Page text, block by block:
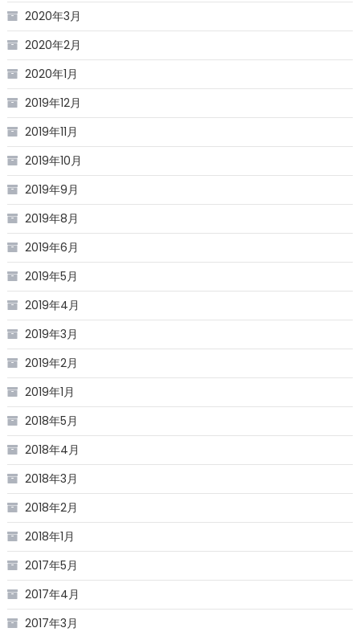
2020年3月
2020年2月
2020年1月
2019年12月
2019年11月
2019年10月
2019年9月
2019年8月
2019年6月
2019年5月
2019年4月
2019年3月
2019年2月
2019年1月
2018年5月
2018年4月
2018年3月
2018年2月
2018年1月
2017年5月
2017年4月
2017年3月